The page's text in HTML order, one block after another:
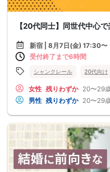
【20代同士】同世代中心
新宿 | 8月7日(金) 17:30〜
受付終了まで6時間
シャンクレール 20代向け
女性 残りわずか 20〜29
男性 残りわずか 20〜29